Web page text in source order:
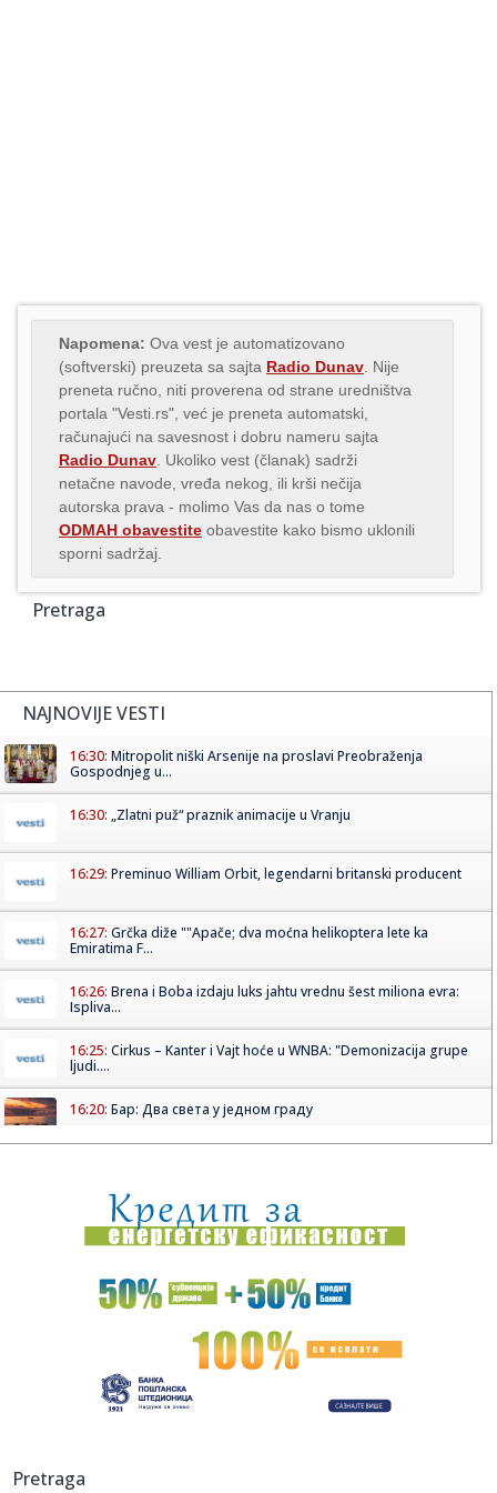
Napomena: Ova vest je automatizovano
(softverski) preuzeta sa sajta Radio Dunav . Nije
preneta ručno, niti proverena od strane uredništva
portala "Vesti.rs", već je preneta automatski,
računajući na savesnost i dobru nameru sajta
Radio Dunav . Ukoliko vest (članak) sadrži
netačne navode, vređa nekog, ili krši nečija
autorska prava - molimo Vas da nas o tome
ODMAH obavestite obavestite kako bismo uklonili
sporni sadržaj.
Pretraga
NAJNOVIJE VESTI
16:30: Mitropolit niški Arsenije na proslavi Preobraženja
Gospodnjeg u...
16:30: „Zlatni puž“ praznik animacije u Vranju
16:29: Preminuo William Orbit, legendarni britanski producent
16:27: Grčka diže ""Apače; dva moćna helikoptera lete ka
Emiratima F...
16:26: Brena i Boba izdaju luks jahtu vrednu šest miliona evra:
Ispliva...
16:25: Cirkus – Kanter i Vajt hoće u WNBA: "Demonizacija grupe
ljudi....
16:20: Бар: Два света у једном граду
16:20:Srpkinjama evropska bronza: Emilija, Natalija i Marija
"upucale" ...
16:17:Povrijeđeni motociklista kod Brčkog van životne opasnosti
Drugo veče „Fresh Wave“ festivala spojilo nespojive
16:17:Nada Topčagić iskreno o prolaznosti i najvećem strahu:
dom...
Pretraga